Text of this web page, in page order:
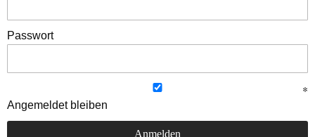
Passwort
Angemeldet bleiben